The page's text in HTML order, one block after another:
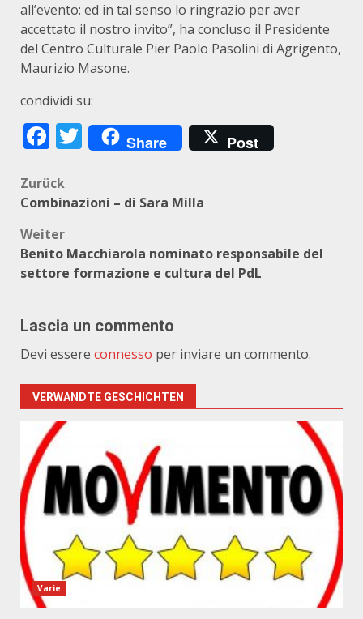
all’evento: ed in tal senso lo ringrazio per aver
accettato il nostro invito”, ha concluso il Presidente
del Centro Culturale Pier Paolo Pasolini di Agrigento,
Maurizio Masone.
condividi su:
Facebook
Twitter
Share Post
Beitragsnavigation
Zurück
Combinazioni – di Sara Milla
Weiter
Benito Macchiarola nominato responsabile del
settore formazione e cultura del PdL
Lascia un commento
Devi essere connesso per inviare un commento.
VERWANDTE GESCHICHTEN
Varie